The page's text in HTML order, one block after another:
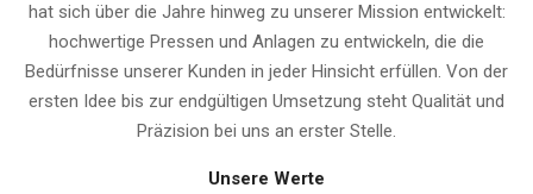
hat sich über die Jahre hinweg zu unserer Mission entwickelt:
hochwertige Pressen und Anlagen zu entwickeln, die die
Bedürfnisse unserer Kunden in jeder Hinsicht erfüllen. Von der
ersten Idee bis zur endgültigen Umsetzung steht Qualität und
Präzision bei uns an erster Stelle.
Unsere Werte